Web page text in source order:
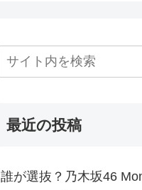
最近の投稿
誰が選抜？乃木坂46